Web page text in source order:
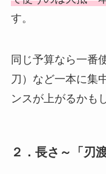
す。
同じ予算なら一番
刀）など一本に集
ンスが上がるかも
２．長さ～「刃渡